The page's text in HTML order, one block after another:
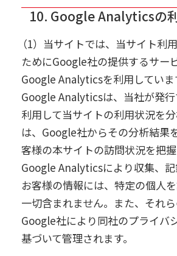
10. Google Analyticsの
（1）当サイトでは、当サイト利用状況を把握する
ためにGoogle社の提供するサー
Google Analyticsを利用していま
Google Analyticsは、当社が発
利用して当サイトの利用状況を
は、Google社からその分析結果
客様の本サイトの訪問状況を把握
Google Analyticsにより収集、
お客様の情報には、特定の個人
一切含まれません。また、それら
Google社により同社のプライバ
基づいて管理されます。